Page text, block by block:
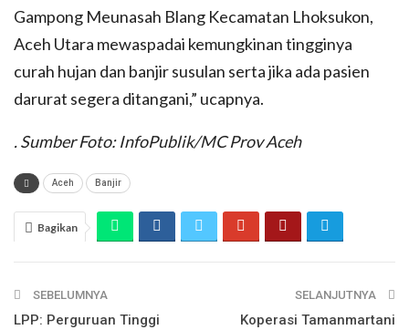
Gampong Meunasah Blang Kecamatan Lhoksukon,
Aceh Utara mewaspadai kemungkinan tingginya
curah hujan dan banjir susulan serta jika ada pasien
darurat segera ditangani,” ucapnya.
. Sumber Foto: InfoPublik/MC Prov Aceh
Aceh Banjir
Bagikan
SEBELUMNYA
LPP: Perguruan Tinggi
SELANJUTNYA
Koperasi Tamanmartani